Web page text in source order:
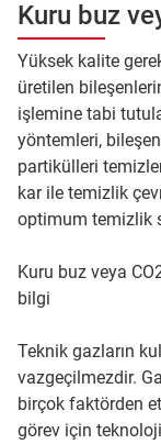
Kuru buz
Yüksek kalite
üretilen
işlemine tabi
yöntemleri,
partikülleri
kar ile temizlik
optimum temizlik
Kuru buz veya
bilgi
Teknik gazların
vazgeçilmezdir.
birçok faktörden
görev için